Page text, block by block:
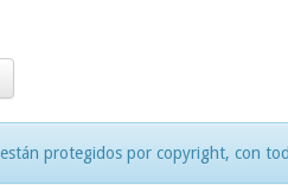
protegidos por copyright, con